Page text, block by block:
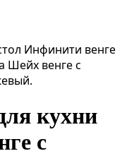
Инфинити венге
Шейх венге с
кухни
с